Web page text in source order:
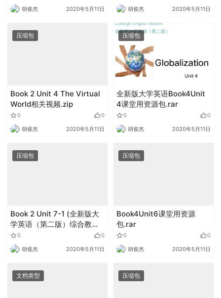
胡俊杰 2020年5月11日 胡俊杰 2020年5月11日
压缩包
Book 2 Unit 4 The Virtual
World相关视频.zip
0 0
胡俊杰 2020年5月11日
压缩包
全新版大学英语Book4Unit
4课堂用资源包.rar
0 0
胡俊杰 2020年5月11日
压缩包
Book 2 Unit 7-1 (全新版大
学英语（第二版）综合教
程).zip
0 0
胡俊杰 2020年5月11日
压缩包
Book4Unit6课堂用资源
包.rar
0 0
胡俊杰 2020年5月11日
文档类型 压缩包